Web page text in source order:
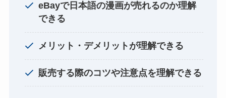
eBayで日本語の漫画が売れるのか理解
できる
メリット・デメリットが理解できる
販売する際のコツや注意点を理解できる